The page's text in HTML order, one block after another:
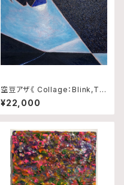
空豆アザ《 Collage：Blink,Tra
ce and Rhythm No.10 》
¥22,000